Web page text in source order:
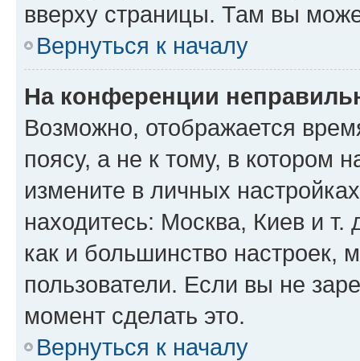
вверху страницы. Там вы
Вернуться к началу
На конференции
Возможно, отображается
поясу, а не к тому, в котором
измените в личных
находитесь: Москва, Киев и т.
как и большинство настроек,
пользователи. Если вы не
момент сделать это.
Вернуться к началу